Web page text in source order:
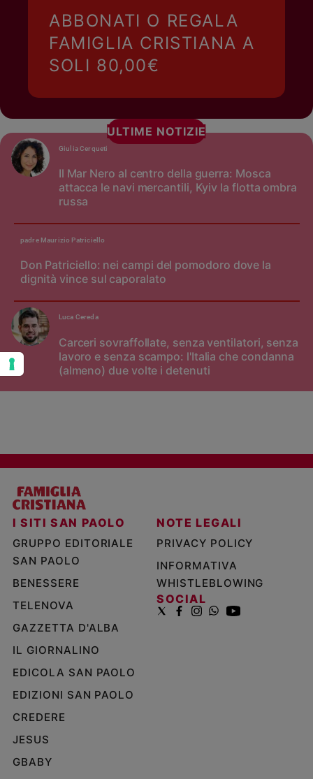
Registrati
Social
ABBONATI O REGALA
FAMIGLIA CRISTIANA A
SOLI 80,00€
ULTIME NOTIZIE
Il Mar Nero al centro della guerra: Mosca
attacca le navi mercantili, Kyiv la flotta ombra
russa
Giulia Cerqueti
Don Patriciello: nei campi del pomodoro dove la
dignità vince sul caporalato
padre Maurizio Patriciello
Carceri sovraffollate, senza ventilatori, senza
lavoro e senza scampo: l'Italia che condanna
(almeno) due volte i detenuti
Luca Cereda
I SITI SAN PAOLO
GRUPPO EDITORIALE
SAN PAOLO
BENESSERE
TELENOVA
GAZZETTA D'ALBA
IL GIORNALINO
EDICOLA SAN PAOLO
EDIZIONI SAN PAOLO
CREDERE
JESUS
GBABY
NOTE LEGALI
PRIVACY POLICY
INFORMATIVA
WHISTLEBLOWING
SOCIAL